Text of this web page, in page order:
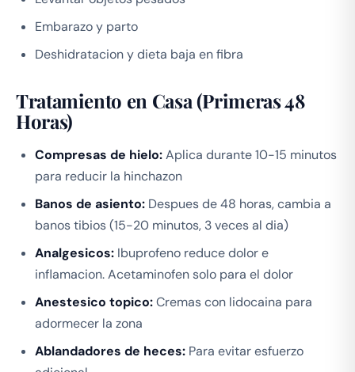
Embarazo y parto
Deshidratacion y dieta baja en fibra
Tratamiento en Casa (Primeras 48
Horas)
Compresas de hielo:Aplica durante 10-15 minutos
para reducir la hinchazon
Banos de asiento: Despues de 48 horas, cambia a
banos tibios (15-20 minutos, 3 veces al dia)
Analgesicos: Ibuprofeno reduce dolor e
inflamacion. Acetaminofen solo para el dolor
Anestesico topico:Cremas con lidocaina para
adormecer la zona
Ablandadores de heces: Para evitar esfuerzo